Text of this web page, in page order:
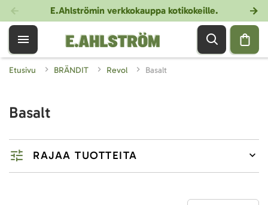
E.Ahlströmin verkkokauppa kotikokeille.
Etusivu BRÄNDIT Revol Basalt
Basalt
RAJAA TUOTTEITA